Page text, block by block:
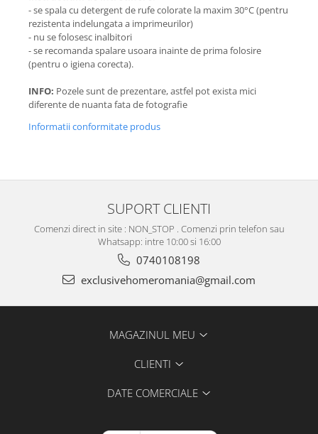
- se spala cu detergent de rufe colorate la maxim 30°C (pentru
rezistenta indelungata a imprimeurilor)
- nu se folosesc inalbitori
- se recomanda spalare usoara inainte de prima folosire
(pentru o igiena corecta).
INFO: Pozele sunt de prezentare, astfel pot exista mici
diferente de nuanta fata de fotografie
Informatii conformitate produs
SUPORT CLIENTI
Comenzi direct in site : NON_STOP . Comenzi prin telefon sau
Whatsapp: intre 10:00 si 16:00
0740108198
exclusivehomeromania@gmail.com
MAGAZINUL MEU
CLIENTI
DATE COMERCIALE